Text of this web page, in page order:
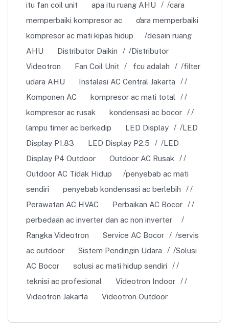
itu fan coil unit
apa itu ruang AHU
cara
memperbaiki kompresor ac
cara memperbaiki
kompresor ac mati kipas hidup
desain ruang
AHU
Distributor Daikin
Distributor
Videotron
Fan Coil Unit fcu adalah
filter
udara AHU
Instalasi AC Central Jakarta
Komponen AC
kompresor ac mati total
kompresor ac rusak
kondensasi ac bocor
lampu timer ac berkedip
LED Display
LED
Display P1.83
LED Display P2.5
LED
Display P4 Outdoor
Outdoor AC Rusak
Outdoor AC Tidak Hidup
penyebab ac mati
sendiri
penyebab kondensasi ac berlebih
Perawatan AC HVAC
Perbaikan AC Bocor
perbedaan ac inverter dan ac non inverter
Rangka Videotron
Service AC Bocor
servis
ac outdoor
Sistem Pendingin Udara
Solusi
AC Bocor
solusi ac mati hidup sendiri
teknisi ac profesional
Videotron Indoor
Videotron Jakarta
Videotron Outdoor